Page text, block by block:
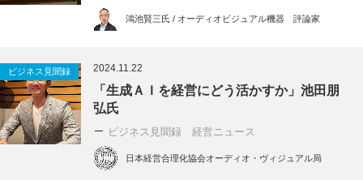
鴻池賢三氏 / オーディオビジュアル機器 評論家
ビジネス見聞録 2024.11.22
「生成ＡＩを経営にどう活かすか」池田朋
弘氏
ビジネス見聞録 経営ニュース
日本経営合理化協会オーディオ・ヴィジュアル局